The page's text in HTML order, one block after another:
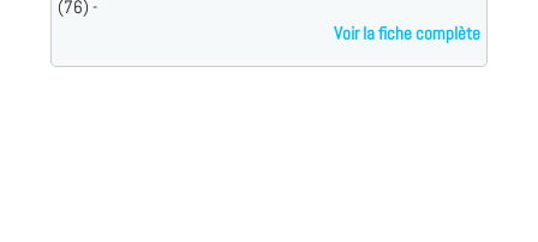
(76) -
Voir la fiche complète